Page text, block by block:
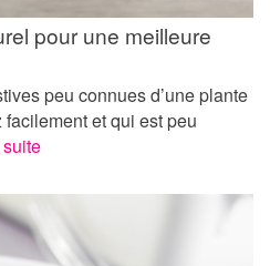
pour une meilleure
peu connues d’une plante
facilement et qui est peu